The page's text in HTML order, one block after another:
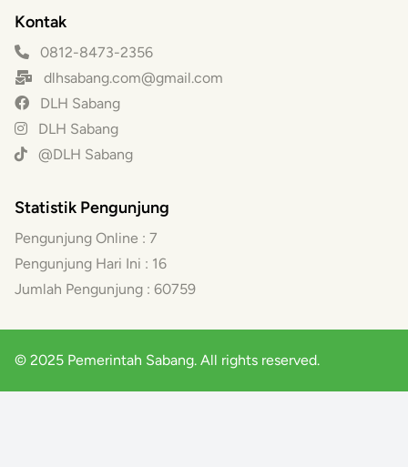
Kontak
0812-8473-2356
dlhsabang.com@gmail.com
DLH Sabang
DLH Sabang
@DLH Sabang
Statistik Pengunjung
Pengunjung Online : 7
Pengunjung Hari Ini : 16
Jumlah Pengunjung : 60759
© 2025 Pemerintah Sabang. All rights reserved.